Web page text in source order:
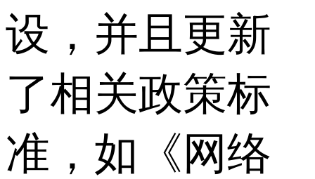
设，并且更新
了相关政策标
准，如《网络